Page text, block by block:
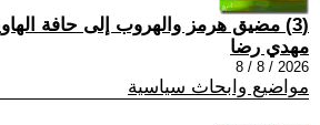
(3) مضيق هرمز والهروب إلى حافة الهاوية
مهدي رضا
2026 / 8 / 8
مواضيع وابحاث سياسية